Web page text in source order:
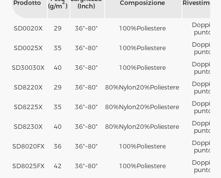
Prodotto
(g/m
2
)
(Inch)
Composizione
SD0020X 29 36"~80" 100%Poliestere
Doppio
punto
SD0025X 35 36"~80" 100%Poliestere
Doppio
punto
SD30030X 40 36"~80" 100%Poliestere
Doppio
punto
SD8220X 29 36"~80" 80%Nylon20%Poliestere
Doppio
punto
SD8225X 35 36"~80" 80%Nylon20%Poliestere
Doppio
punto
SD8230X 40 36"~80" 80%Nylon20%Poliestere
Doppio
punto
SD8020FX 36 36"~80" 100%Poliestere
Doppio
punto
SD8025FX 42 36"~80" 100%Poliestere
Doppio
punto